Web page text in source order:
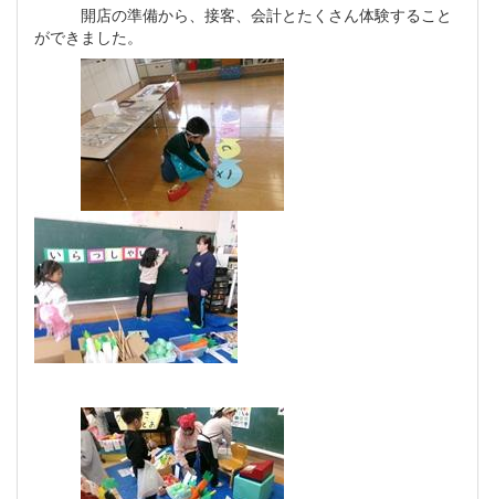
開店の準備から、接客、会計とたくさん体験すること
ができました。